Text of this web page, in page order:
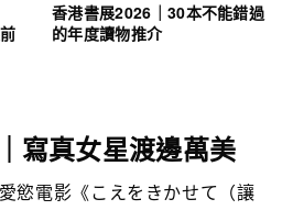
香港書展2026｜30本不能錯過
的年度讀物推介
寫真女星渡邊萬美
慾電影《こえをきかせて（讓